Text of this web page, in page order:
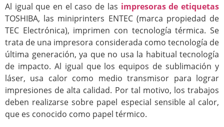
Al igual que en el caso de las impresoras de etiquetas
TOSHIBA, las miniprinters ENTEC (marca propiedad de
TEC Electrónica), imprimen con tecnología térmica. Se
trata de una impresora considerada como tecnología de
última generación, ya que no usa la habitual tecnología
de impacto. Al igual que los equipos de sublimación y
láser, usa calor como medio transmisor para lograr
impresiones de alta calidad. Por tal motivo, los trabajos
deben realizarse sobre papel especial sensible al calor,
que es conocido como papel térmico.